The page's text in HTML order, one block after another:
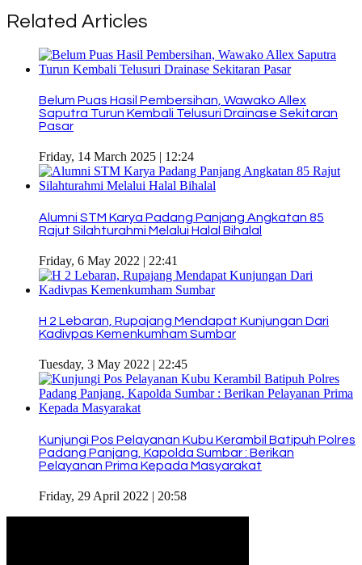
Related Articles
Belum Puas Hasil Pembersihan, Wawako Allex
Saputra Turun Kembali Telusuri Drainase Sekitaran
Pasar
Friday, 14 March 2025 | 12:24
Alumni STM Karya Padang Panjang Angkatan 85
Rajut Silahturahmi Melalui Halal Bihalal
Friday, 6 May 2022 | 22:41
H 2 Lebaran, Rupajang Mendapat Kunjungan Dari
Kadivpas Kemenkumham Sumbar
Tuesday, 3 May 2022 | 22:45
Kunjungi Pos Pelayanan Kubu Kerambil Batipuh Polres
Padang Panjang, Kapolda Sumbar : Berikan
Pelayanan Prima Kepada Masyarakat
Friday, 29 April 2022 | 20:58